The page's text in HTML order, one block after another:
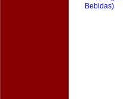
Bebidas)